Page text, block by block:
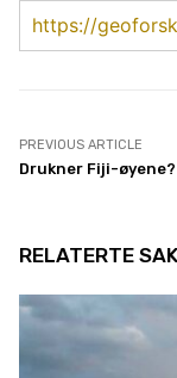
https://
PREVIOUS ARTICLE
Drukner Fiji-øyene?
RELATERTE